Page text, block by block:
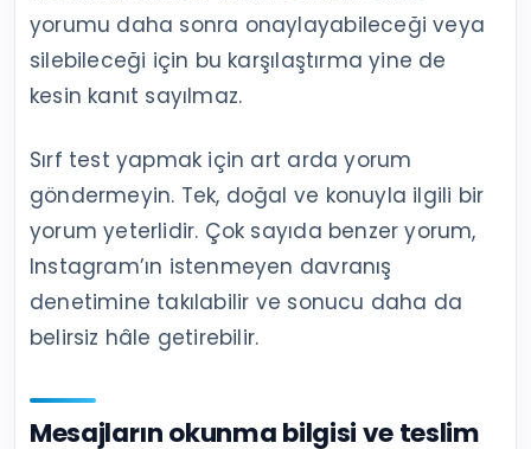
yorumu daha sonra onaylayabileceği veya
silebileceği için bu karşılaştırma yine de
kesin kanıt sayılmaz.
Sırf test yapmak için art arda yorum
göndermeyin. Tek, doğal ve konuyla ilgili bir
yorum yeterlidir. Çok sayıda benzer yorum,
Instagram’ın istenmeyen davranış
denetimine takılabilir ve sonucu daha da
belirsiz hâle getirebilir.
Mesajların okunma bilgisi ve teslim